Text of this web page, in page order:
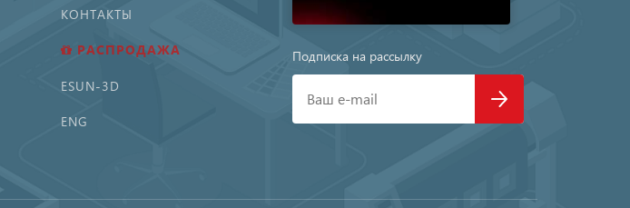
КОНТАКТЫ
РАСПРОДАЖА
ESUN-3D
ENG
Подписка на рассылку
Ваш e-mail